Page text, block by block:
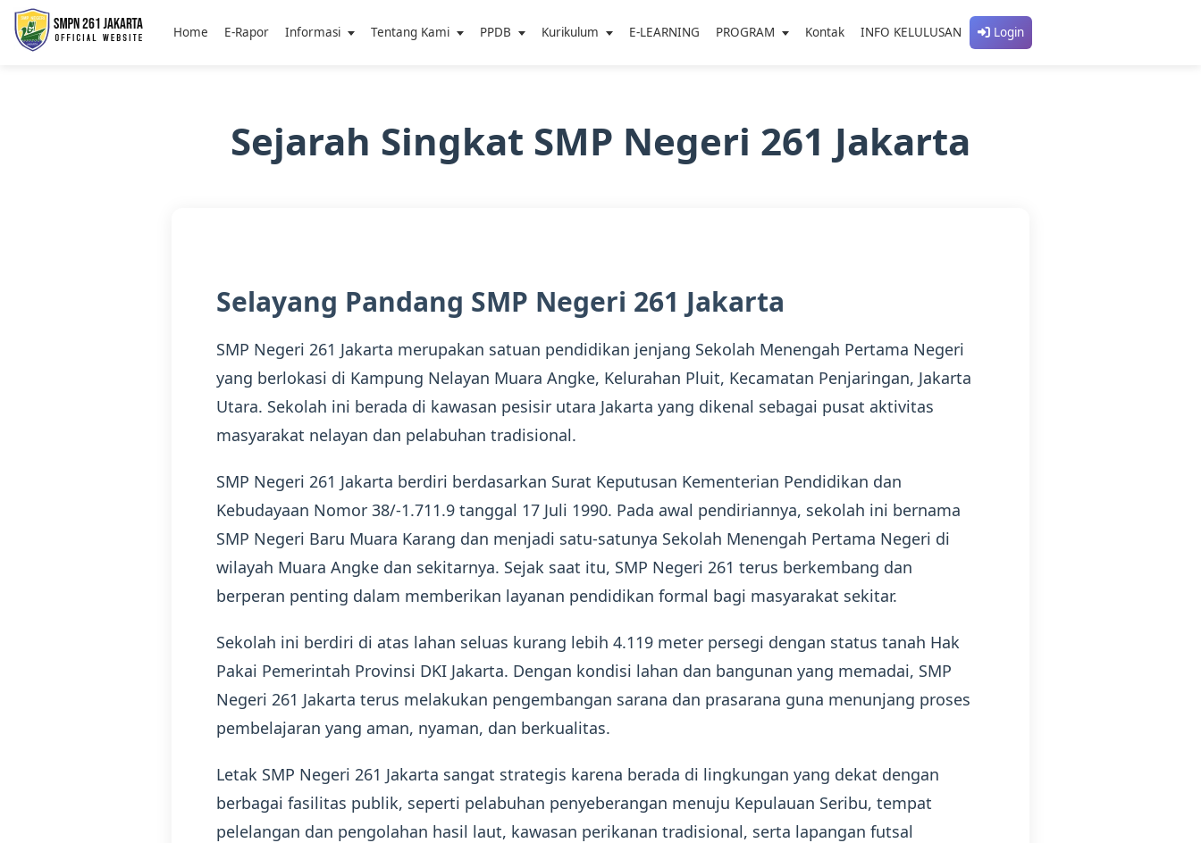
Home E-Rapor Informasi Tentang Kami PPDB Kurikulum E-LEARNING PROGRAM Kontak INFO KELULUSAN Login
Sejarah Singkat SMP Negeri 261 Jakarta
Selayang Pandang SMP Negeri 261 Jakarta
SMP Negeri 261 Jakarta merupakan satuan pendidikan jenjang Sekolah Menengah Pertama Negeri
yang berlokasi di Kampung Nelayan Muara Angke, Kelurahan Pluit, Kecamatan Penjaringan, Jakarta
Utara. Sekolah ini berada di kawasan pesisir utara Jakarta yang dikenal sebagai pusat aktivitas
masyarakat nelayan dan pelabuhan tradisional.
SMP Negeri 261 Jakarta berdiri berdasarkan Surat Keputusan Kementerian Pendidikan dan
Kebudayaan Nomor 38/-1.711.9 tanggal 17 Juli 1990. Pada awal pendiriannya, sekolah ini bernama
SMP Negeri Baru Muara Karang dan menjadi satu-satunya Sekolah Menengah Pertama Negeri di
wilayah Muara Angke dan sekitarnya. Sejak saat itu, SMP Negeri 261 terus berkembang dan
berperan penting dalam memberikan layanan pendidikan formal bagi masyarakat sekitar.
Sekolah ini berdiri di atas lahan seluas kurang lebih 4.119 meter persegi dengan status tanah Hak
Pakai Pemerintah Provinsi DKI Jakarta. Dengan kondisi lahan dan bangunan yang memadai, SMP
Negeri 261 Jakarta terus melakukan pengembangan sarana dan prasarana guna menunjang proses
pembelajaran yang aman, nyaman, dan berkualitas.
Letak SMP Negeri 261 Jakarta sangat strategis karena berada di lingkungan yang dekat dengan
berbagai fasilitas publik, seperti pelabuhan penyeberangan menuju Kepulauan Seribu, tempat
pelelangan dan pengolahan hasil laut, kawasan perikanan tradisional, serta lapangan futsal